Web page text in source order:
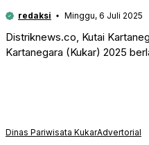
redaksi Minggu, 6 Juli 2025
Distriknews.co, Kutai
Kartanegara (Kukar) 2025
Dinas Pariwisata KukarAdvertorial